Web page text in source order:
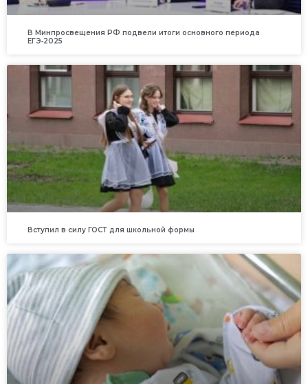
В Минпросвещения РФ подвели итоги основного периода
ЕГЭ‑2025
Вступил в силу ГОСТ для школьной формы